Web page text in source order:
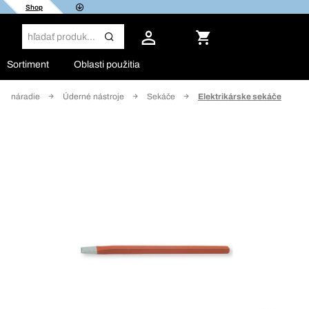
Shop
Sortiment Oblasti použitia
náradie Úderné nástroje Sekáče Elektrikárske sekáče